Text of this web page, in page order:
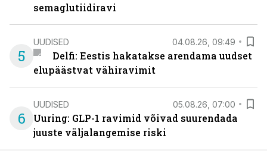
semaglutiidiravi
5
UUDISED 04.08.26, 09:49
Delfi: Eestis hakatakse arendama uudset
elupäästvat vähiravimit
6
UUDISED 05.08.26, 07:00
Uuring: GLP-1 ravimid võivad suurendada
juuste väljalangemise riski